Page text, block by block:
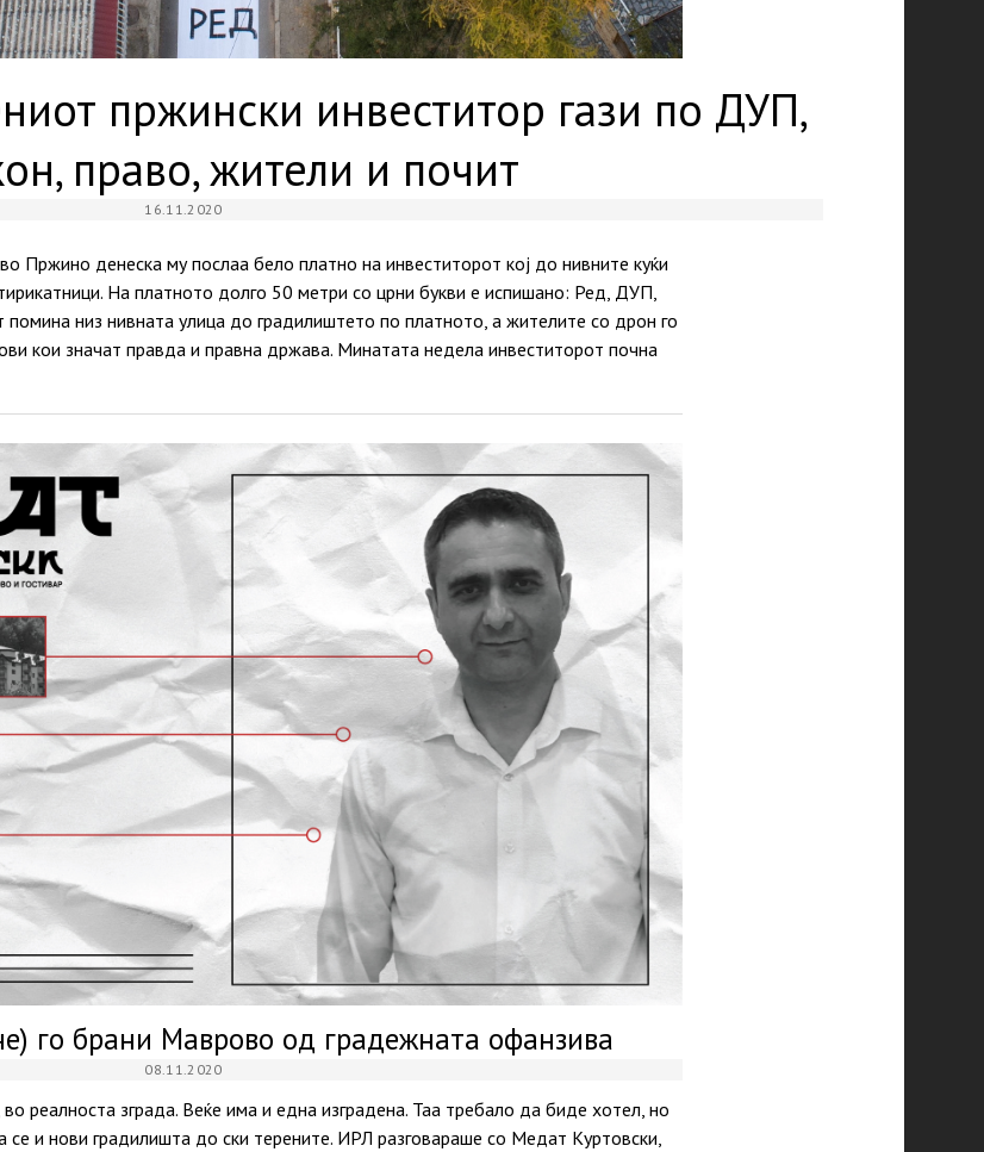
пржински инвеститор гази по ДУП,
право, жители и почит
16.11.2020
Пржино денеска му послаа бело платно на инвеститорот кој до нивните куќи
На платното долго 50 метри со црни букви е испишано: Ред, ДУП,
низ нивната улица до градилиштето по платното, а жителите со дрон го
кои значат правда и правна држава. Минатата недела инвеститорот почна
го брани Маврово од градежната офанзива
08.11.2020
реалноста зграда. Веќе има и една изградена. Таа требало да биде хотел, но
се и нови градилишта до ски терените. ИРЛ разговараше со Медат Куртовски,